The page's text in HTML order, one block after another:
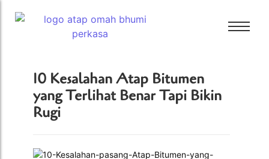
Bali Bitumen
Bali Bitumen
Tamko
10 Kesalahan Atap Bitumen
yang Terlihat Benar Tapi Bikin
Rugi